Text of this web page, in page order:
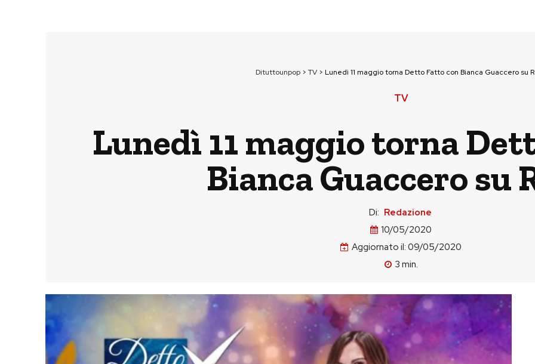
Dituttounpop > TV > Lunedì 11 maggio torna Detto Fatto con Bianca Guaccero su
TV
Lunedì 11 maggio torna
Bianca Guaccero su
Di: Redazione
10/05/2020
Aggiornato il: 09/05/2020
3 min.